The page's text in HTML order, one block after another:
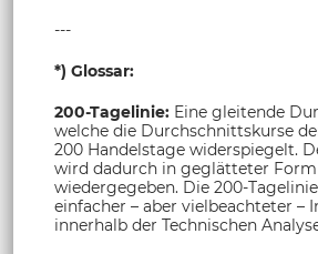
---
*) Glossar:
200-Tagelinie: Eine gleitende
welche die Durchschnittskurse
200 Handelstage widerspiegelt.
wird dadurch in geglätteter Form
wiedergegeben. Die 200-
einfacher – aber vielbeachteter –
innerhalb der Technischen